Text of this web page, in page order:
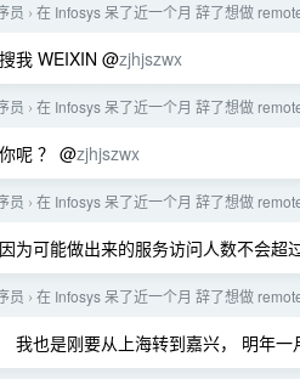
员 › 在 Infosys 呆了近一个月 辞了想做
我 WEIXIN @zjhjszwx
员 › 在 Infosys 呆了近一个月 辞了想做
呢 ？ @zjhjszwx
员 › 在 Infosys 呆了近一个月 辞了想做
为可能做出来的服务访问人数不会超
员 › 在 Infosys 呆了近一个月 辞了想做
我也是刚要从上海转到嘉兴， 明年一